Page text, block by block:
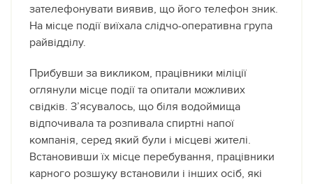
зателефонувати виявив, що його телефон зник.
На місце події виїхала слідчо-оперативна група
райвідділу.
Прибувши за викликом, працівники міліції
оглянули місце події та опитали можливих
свідків. З’ясувалось, що біля водоймища
відпочивала та розпивала спиртні напої
компанія, серед який були і місцеві жителі.
Встановивши їх місце перебування, працівники
карного розшуку встановили і інших осіб, які